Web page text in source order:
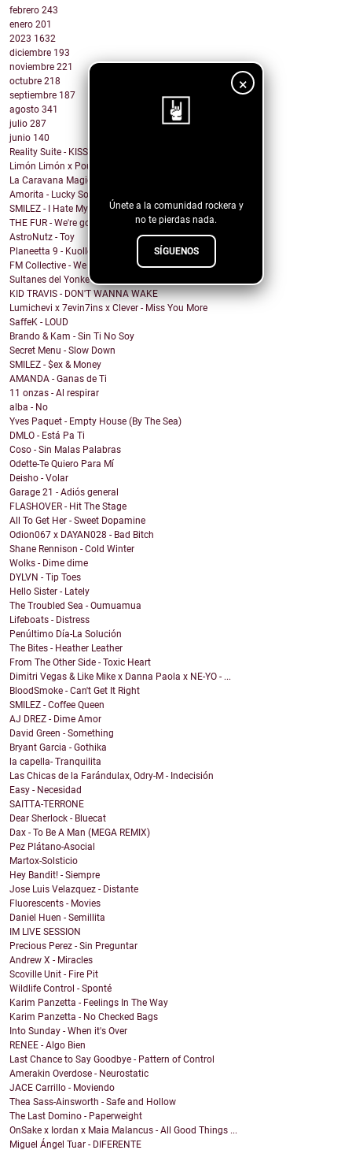
×
Únete a la comunidad rockera y
no te pierdas nada.
SÍGUENOS
febrero 243
enero 201
2023 1632
diciembre 193
noviembre 221
octubre 218
septiembre 187
agosto 341
julio 287
junio 140
Reality Suite - KISS THE RING
Limón Limón x Poulish Kid - CALL NOW BUY NOW
La Caravana Magica - Todo Se Paga en Esta Vida (fe...
Amorita - Lucky Solita
SMILEZ - I Hate My Ex
THE FUR - We're going under
AstroNutz - Toy
Planeetta 9 - Kuolleet vain muistaa
FM Collective - We Can Roll
Sultanes del Yonke - Pasa El Tiempo
KID TRAVIS - DON'T WANNA WAKE
Lumichevi x 7evin7ins x Clever - Miss You More
SaffeK - LOUD
Brando & Kam - Sin Ti No Soy
Secret Menu - Slow Down
SMILEZ - $ex & Money
AMANDA - Ganas de Ti
11 onzas - Al respirar
alba - No
Yves Paquet - Empty House (By The Sea)
DMLO - Está Pa Ti
Coso - Sin Malas Palabras
Odette-Te Quiero Para Mí
Deisho - Volar
Garage 21 - Adiós general
FLASHOVER - Hit The Stage
All To Get Her - Sweet Dopamine
Odion067 x DAYAN028 - Bad Bitch
Shane Rennison - Cold Winter
Wolks - Dime dime
DYLVN - Tip Toes
Hello Sister - Lately
The Troubled Sea - Oumuamua
Lifeboats - Distress
Penúltimo Día-La Solución
The Bites - Heather Leather
From The Other Side - Toxic Heart
Dimitri Vegas & Like Mike x Danna Paola x NE-YO - ...
BloodSmoke - Can't Get It Right
SMILEZ - Coffee Queen
AJ DREZ - Dime Amor
David Green - Something
Bryant Garcia - Gothika
la capella- Tranquilita
Las Chicas de la Farándulax, Odry-M - Indecisión
Easy - Necesidad
SAITTA-TERRONE
Dear Sherlock - Bluecat
Dax - To Be A Man (MEGA REMIX)
Pez Plátano-Asocial
Martox-Solsticio
Hey Bandit! - Siempre
Jose Luis Velazquez - Distante
Fluorescents - Movies
Daniel Huen - Semillita
IM LIVE SESSION
Precious Perez - Sin Preguntar
Andrew X - Miracles
Scoville Unit - Fire Pit
Wildlife Control - Sponté
Karim Panzetta - Feelings In The Way
Karim Panzetta - No Checked Bags
Into Sunday - When it's Over
RENEE - Algo Bien
Last Chance to Say Goodbye - Pattern of Control
Amerakin Overdose - Neurostatic
JACE Carrillo - Moviendo
Thea Sass-Ainsworth - Safe and Hollow
The Last Domino - Paperweight
OnSake x Iordan x Maia Malancus - All Good Things ...
Miguel Ángel Tuar - DIFERENTE